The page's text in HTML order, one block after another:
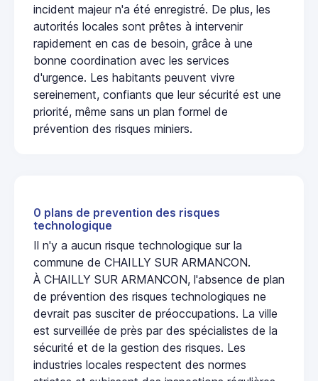
incident majeur n'a été enregistré. De plus, les
autorités locales sont prêtes à intervenir
rapidement en cas de besoin, grâce à une
bonne coordination avec les services
d'urgence. Les habitants peuvent vivre
sereinement, confiants que leur sécurité est une
priorité, même sans un plan formel de
prévention des risques miniers.
0 plans de prevention des risques
technologique
Il n'y a aucun risque technologique sur la
commune de CHAILLY SUR ARMANCON.
À CHAILLY SUR ARMANCON, l'absence de plan
de prévention des risques technologiques ne
devrait pas susciter de préoccupations. La ville
est surveillée de près par des spécialistes de la
sécurité et de la gestion des risques. Les
industries locales respectent des normes